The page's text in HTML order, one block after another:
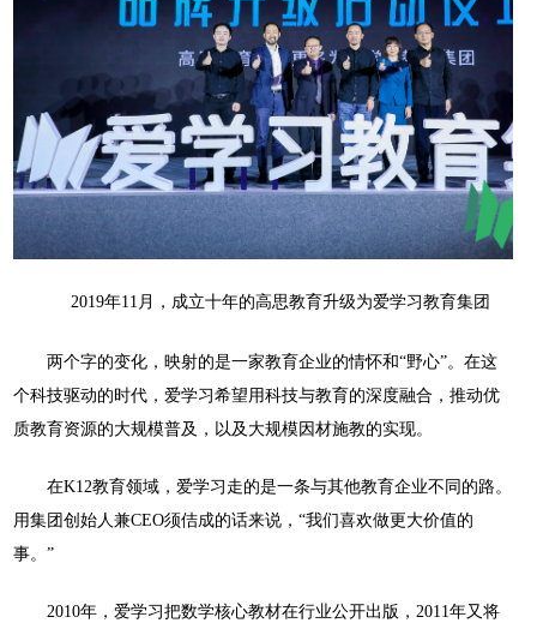
2019年11月，成立十年的高思教育升级为爱学习教育集团
两个字的变化，映射的是一家教育企业的情怀和“野心”。在这
个科技驱动的时代，爱学习希望用科技与教育的深度融合，推动优
质教育资源的大规模普及，以及大规模因材施教的实现。
在K12教育领域，爱学习走的是一条与其他教育企业不同的路。
用集团创始人兼CEO须佶成的话来说，“我们喜欢做更大价值的
事。”
2010年，爱学习把数学核心教材在行业公开出版，2011年又将